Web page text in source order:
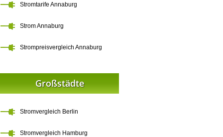
Stromtarife Annaburg
Strom Annaburg
Strompreisvergleich Annaburg
Großstädte
Stromvergleich Berlin
Stromvergleich Hamburg